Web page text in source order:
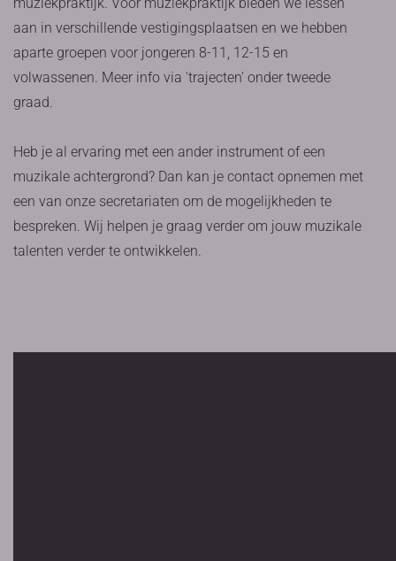
aan in verschillende vestigingsplaatsen en we hebben
aparte groepen voor jongeren 8-11, 12-15 en
volwassenen. Meer info via 'trajecten' onder tweede
graad.
Heb je al ervaring met een ander instrument of een
muzikale achtergrond? Dan kan je contact opnemen met
een van onze secretariaten om de mogelijkheden te
bespreken. Wij helpen je graag verder om jouw muzikale
talenten verder te ontwikkelen.